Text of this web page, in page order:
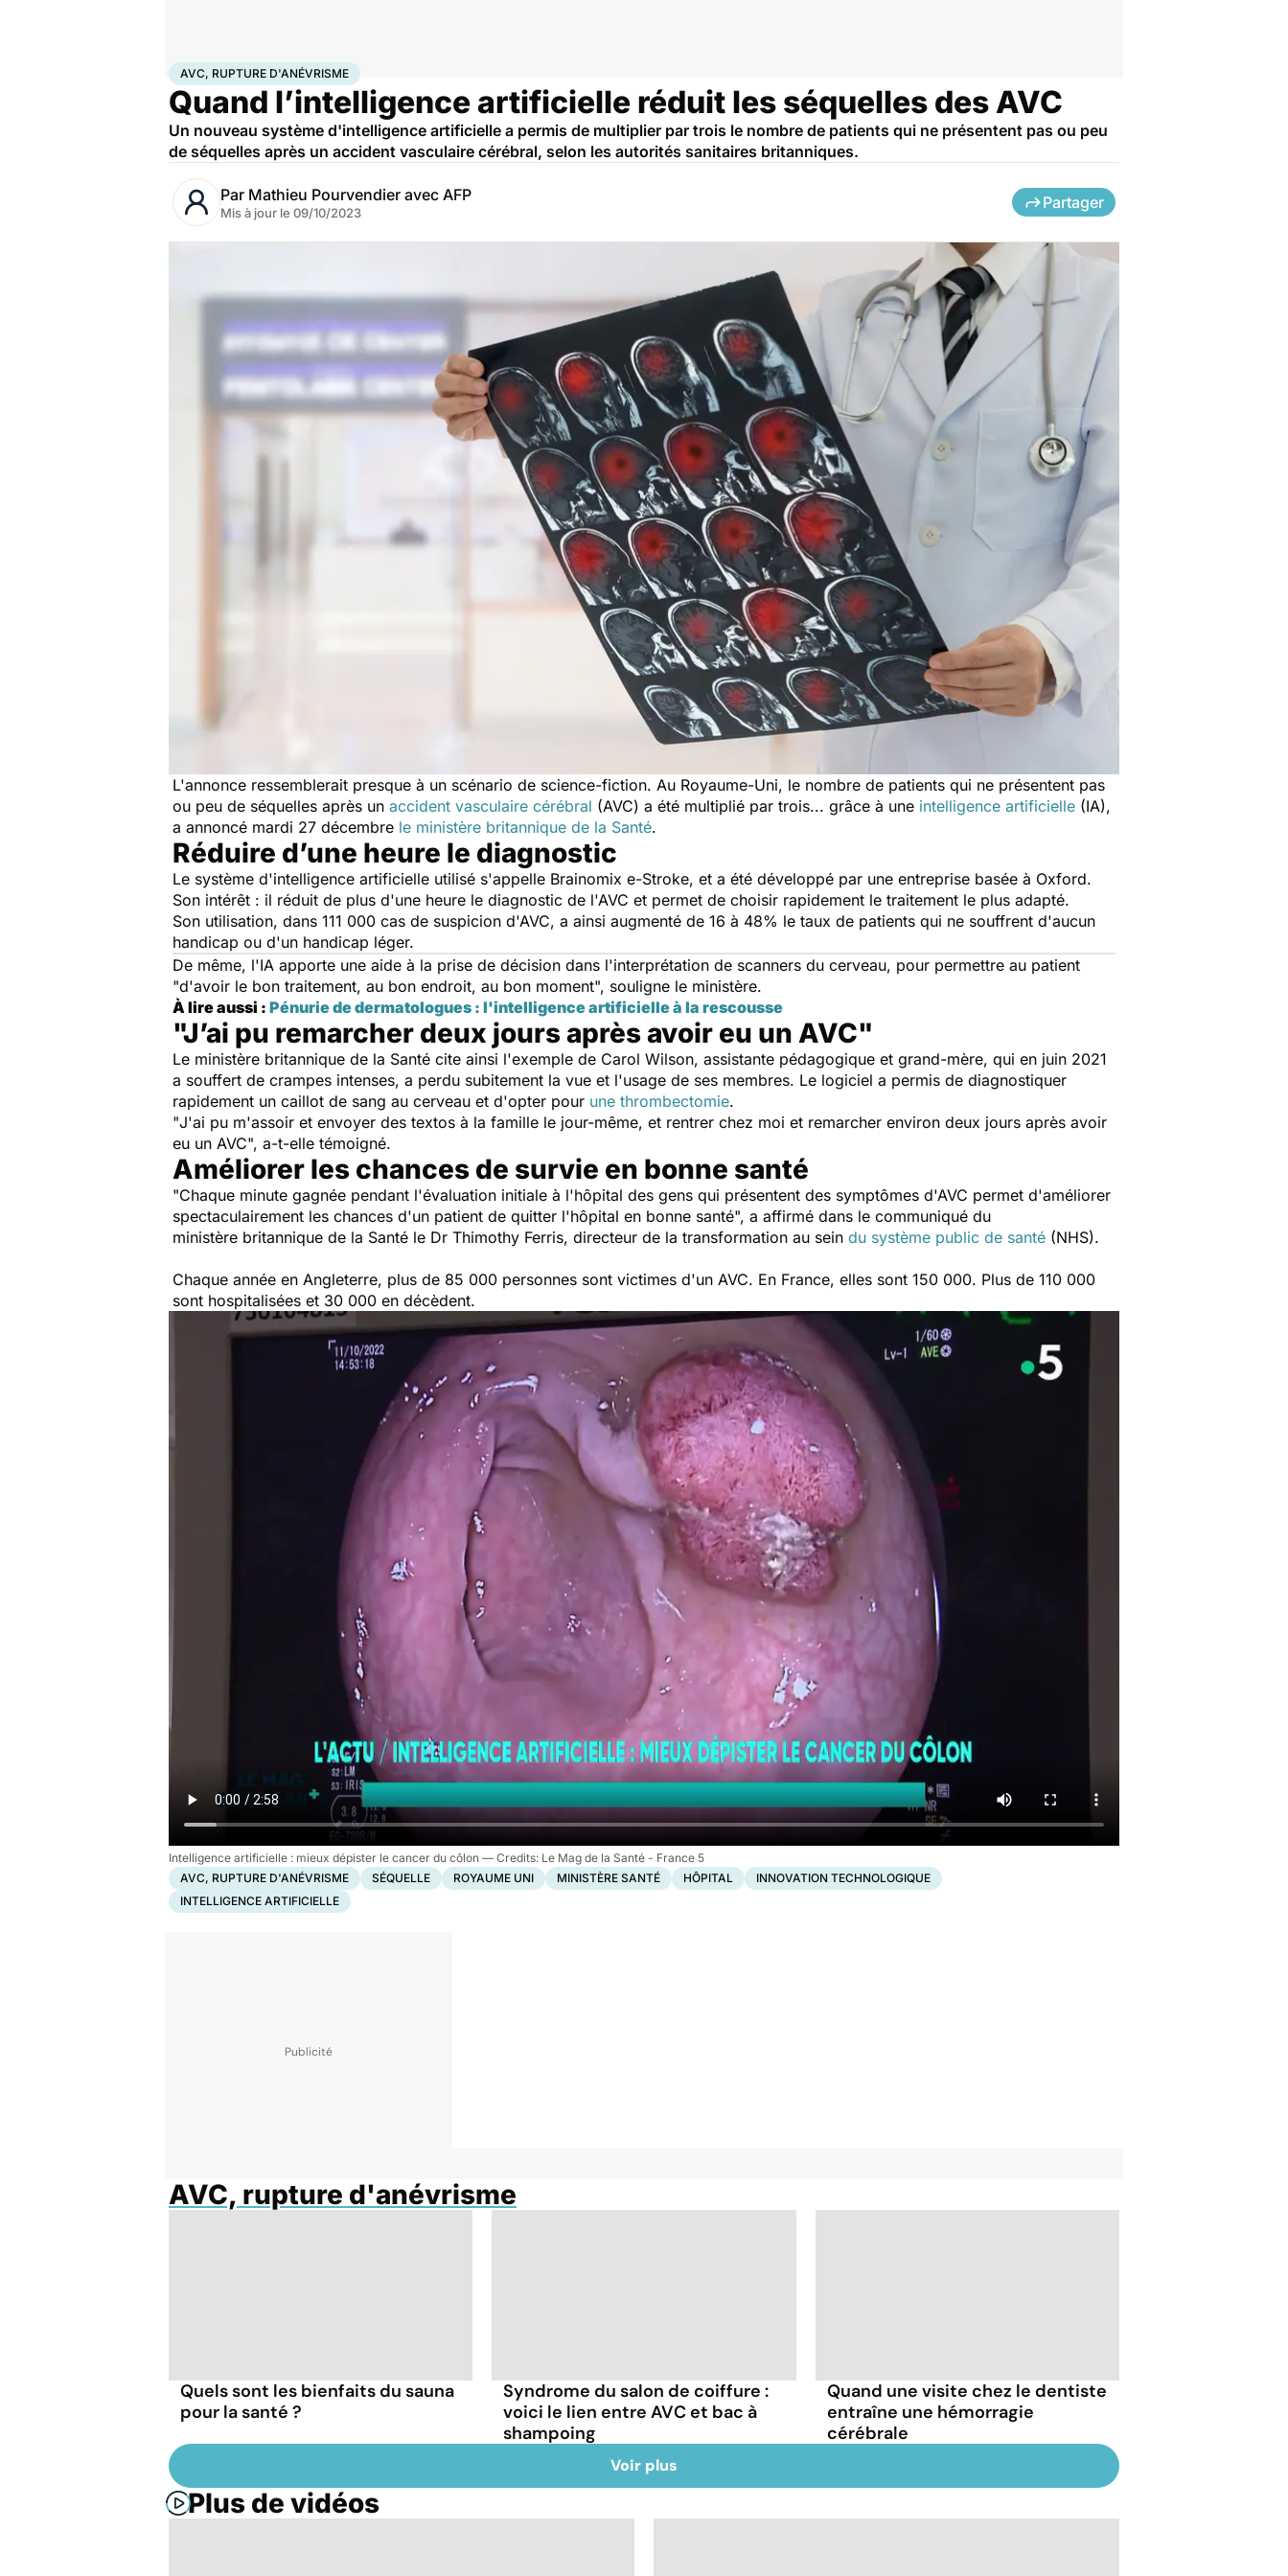
Accueil SantéMaladiesMaladies neurologiques
AVC, RUPTURE D'ANÉVRISME
Quand l’intelligence artificielle réduit les séquelles des AVC
Un nouveau système d'intelligence artificielle a permis de multiplier par trois le nombre de patients qui ne présentent pas ou peu
de séquelles après un accident vasculaire cérébral, selon les autorités sanitaires britanniques.
Par Mathieu Pourvendier avec AFP
Mis à jour le 09/10/2023
Partager
L'annonce ressemblerait presque à un scénario de science-fiction. Au Royaume-Uni, le nombre de patients qui ne présentent pas
ou peu de séquelles après un accident vasculaire cérébral (AVC) a été multiplié par trois... grâce à une intelligence artificielle (IA),
a annoncé mardi 27 décembre le ministère britannique de la Santé.
Réduire d’une heure le diagnostic
Le système d'intelligence artificielle utilisé s'appelle Brainomix e-Stroke, et a été développé par une entreprise basée à Oxford.
Son intérêt : il réduit de plus d'une heure le diagnostic de l'AVC et permet de choisir rapidement le traitement le plus adapté.
Son utilisation, dans 111 000 cas de suspicion d'AVC, a ainsi augmenté de 16 à 48% le taux de patients qui ne souffrent d'aucun
handicap ou d'un handicap léger.
De même, l'IA apporte une aide à la prise de décision dans l'interprétation de scanners du cerveau, pour permettre au patient
"d'avoir le bon traitement, au bon endroit, au bon moment", souligne le ministère.
À lire aussi : Pénurie de dermatologues : l'intelligence artificielle à la rescousse
"J’ai pu remarcher deux jours après avoir eu un AVC"
Le ministère britannique de la Santé cite ainsi l'exemple de Carol Wilson, assistante pédagogique et grand-mère, qui en juin 2021
a souffert de crampes intenses, a perdu subitement la vue et l'usage de ses membres. Le logiciel a permis de diagnostiquer
rapidement un caillot de sang au cerveau et d'opter pour une thrombectomie.
"J'ai pu m'assoir et envoyer des textos à la famille le jour-même, et rentrer chez moi et remarcher environ deux jours après avoir
eu un AVC", a-t-elle témoigné.
Améliorer les chances de survie en bonne santé
"Chaque minute gagnée pendant l'évaluation initiale à l'hôpital des gens qui présentent des symptômes d'AVC permet d'améliorer
spectaculairement les chances d'un patient de quitter l'hôpital en bonne santé", a affirmé dans le communiqué du
ministère britannique de la Santé le Dr Thimothy Ferris, directeur de la transformation au sein du système public de santé (NHS).
Chaque année en Angleterre, plus de 85 000 personnes sont victimes d'un AVC. En France, elles sont 150 000. Plus de 110 000
sont hospitalisées et 30 000 en décèdent.
Intelligence artificielle : mieux dépister le cancer du côlon
Le Mag de la Santé - France 5
AVC, RUPTURE D'ANÉVRISME
SÉQUELLE ROYAUME UNI MINISTÈRE SANTÉ HÔPITAL
INNOVATION TECHNOLOGIQUE
INTELLIGENCE ARTIFICIELLE
AVC, rupture d'anévrisme
Quels sont les bienfaits du sauna
pour la santé ?
Syndrome du salon de coiffure :
voici le lien entre AVC et bac à
shampoing
Quand une visite chez le dentiste
entraîne une hémorragie
cérébrale
Voir plus
Plus de vidéos